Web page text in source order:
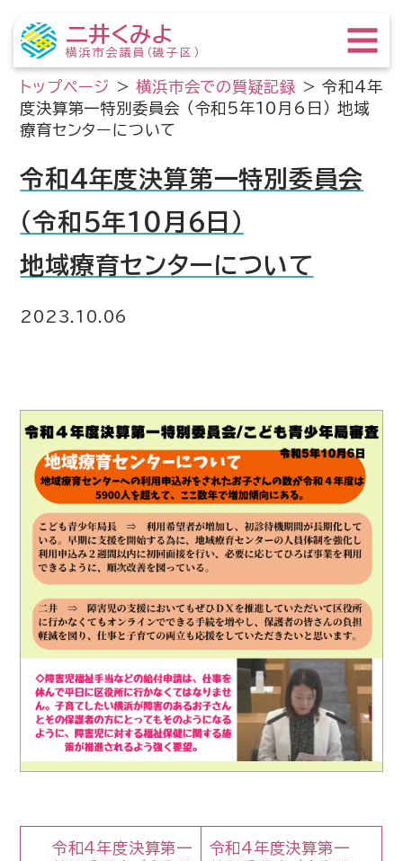
二井くみよ
横浜市会議員（磯子区）
トップページ >横浜市会での質疑記録 >令和4年
度決算第一特別委員会 （令和5年10月6日） 地域
療育センターについて
令和4年度決算第一特別委員会
（令和5年10月6日）
地域療育センターについて
2023.10.06
令和4年度決算第一
令和4年度決算第一